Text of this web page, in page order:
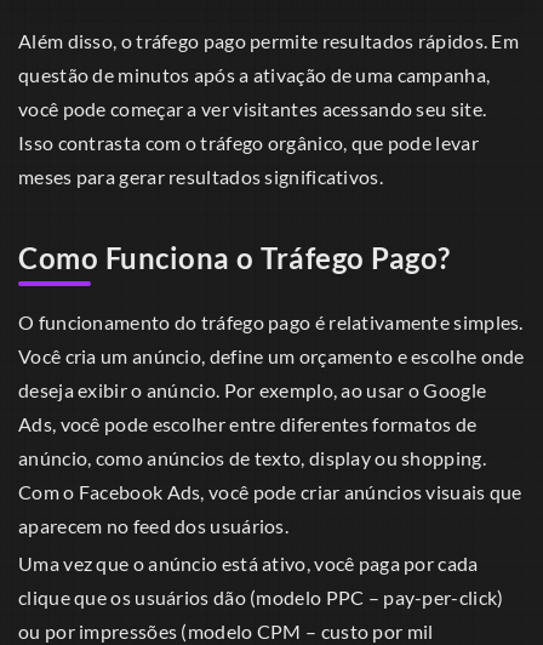
Além disso, o tráfego pago permite resultados rápidos. Em
questão de minutos após a ativação de uma campanha,
você pode começar a ver visitantes acessando seu site.
Isso contrasta com o tráfego orgânico, que pode levar
meses para gerar resultados significativos.
Como Funciona o Tráfego Pago?
O funcionamento do tráfego pago é relativamente simples.
Você cria um anúncio, define um orçamento e escolhe onde
deseja exibir o anúncio. Por exemplo, ao usar o Google
Ads, você pode escolher entre diferentes formatos de
anúncio, como anúncios de texto, display ou shopping.
Com o Facebook Ads, você pode criar anúncios visuais que
aparecem no feed dos usuários.
Uma vez que o anúncio está ativo, você paga por cada
clique que os usuários dão (modelo PPC – pay-per-click)
ou por impressões (modelo CPM – custo por mil